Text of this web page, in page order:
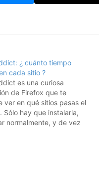
¿ cuánto tiempo
cada sitio ?
es una curiosa
de Firefox que te
ver en qué sitios pasas el
Sólo hay que instalarla,
normalmente, y de vez